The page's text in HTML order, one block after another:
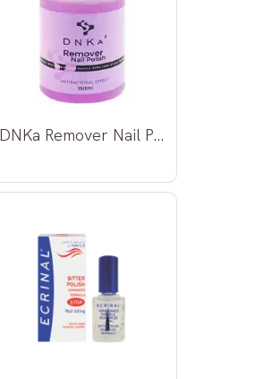
DNKa Remover Nail Polish 150ml